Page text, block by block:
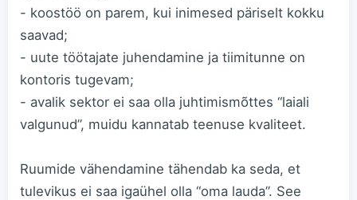
- koostöö on parem, kui inimesed päriselt kokku
saavad;
- uute töötajate juhendamine ja tiimitunne on
kontoris tugevam;
- avalik sektor ei saa olla juhtimismõttes “laiali
valgunud”, muidu kannatab teenuse kvaliteet.
Ruumide vähendamine tähendab ka seda, et
tulevikus ei saa igaühel olla “oma lauda”. See